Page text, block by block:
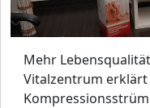
Mehr
Vitalzentrum